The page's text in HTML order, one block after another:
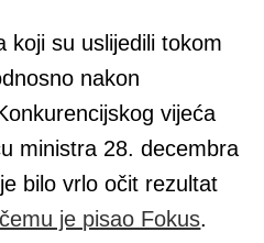
koji su uslijedili tokom
nakon
vijeća
ministra 28. decembra
bilo vrlo očit rezultat
je pisao Fokus.